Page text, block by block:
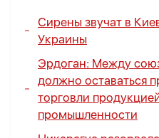
Сирены звучат в
Украины
Эрдоган: Между
должно оставаться
торговли
промышленности